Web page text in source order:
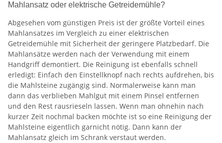
Mahlansatz oder elektrische Getreidemühle?
Abgesehen vom günstigen Preis ist der größte Vorteil eines
Mahlansatzes im Vergleich zu einer elektrischen
Getreidemühle mit Sicherheit der geringere Platzbedarf. Die
Mahlansätze werden nach der Verwendung mit einem
Handgriff demontiert. Die Reinigung ist ebenfalls schnell
erledigt: Einfach den Einstellknopf nach rechts aufdrehen, bis
die Mahlsteine zugängig sind. Normalerweise kann man
dann das verblieben Mahlgut mit einem Pinsel entfernen
und den Rest rausrieseln lassen. Wenn man ohnehin nach
kurzer Zeit nochmal backen möchte ist so eine Reinigung der
Mahlsteine eigentlich garnicht nötig. Dann kann der
Mahlansatz gleich im Schrank verstaut werden.